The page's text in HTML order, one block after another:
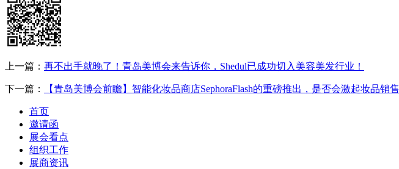
上一篇： 再不出手就晚了！青岛美博会来告诉你，Shedul已成功切入美容美发行业！
下一篇： 【青岛美博会前瞻】智能化妆品商店SephoraFlash的重磅推出，是否会激起妆品销
首页
邀请函
展会看点
组织工作
展商资讯